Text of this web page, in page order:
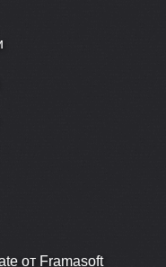
от Framasoft